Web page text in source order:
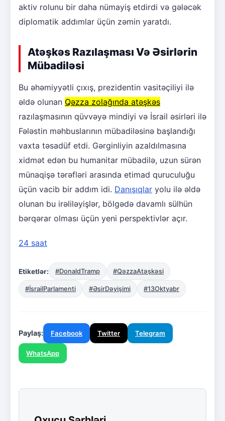
aktiv rolunu bir daha nümayiş etdirdi və gələcək
diplomatik addımlar üçün zəmin yaratdı.
Atəşkəs Razılaşması Və Əsirlərin
Mübadiləsi
Bu əhəmiyyətli çıxış, prezidentin vasitəçiliyi ilə
əldə olunan Qəzza zolağında atəşkəs
razılaşmasının qüvvəyə mindiyi və İsrail əsirləri ilə
Fələstin məhbuslarının mübadiləsinə başlandığı
vaxta təsadüf etdi. Gərginliyin azaldılmasına
xidmət edən bu humanitar mübadilə, uzun sürən
münaqişə tərəfləri arasında etimad quruculuğu
üçün vacib bir addım idi. Danışıqlar yolu ilə əldə
olunan bu irəliləyişlər, bölgədə davamlı sülhün
bərqərar olması üçün yeni perspektivlər açır.
24 saat
Etiketlər: #DonaldTramp #QəzzaAtəşkəsi
#İsrailParlamenti #ƏsirDəyişimi #13Oktyabr
Paylaş: Facebook Twitter Telegram
WhatsApp